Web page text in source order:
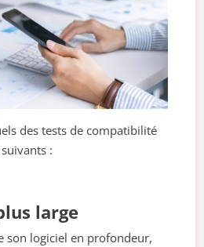
des tests de compatibilité
:
large
son logiciel en profondeur,